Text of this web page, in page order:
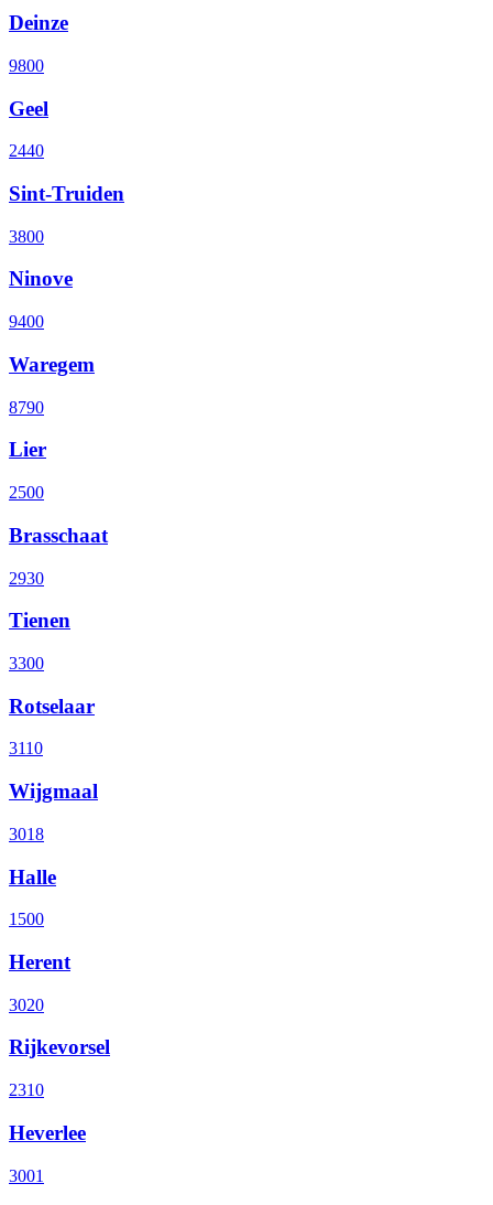
Deinze
9800
Geel
2440
Sint-Truiden
3800
Ninove
9400
Waregem
8790
Lier
2500
Brasschaat
2930
Tienen
3300
Rotselaar
3110
Wijgmaal
3018
Halle
1500
Herent
3020
Rijkevorsel
2310
Heverlee
3001